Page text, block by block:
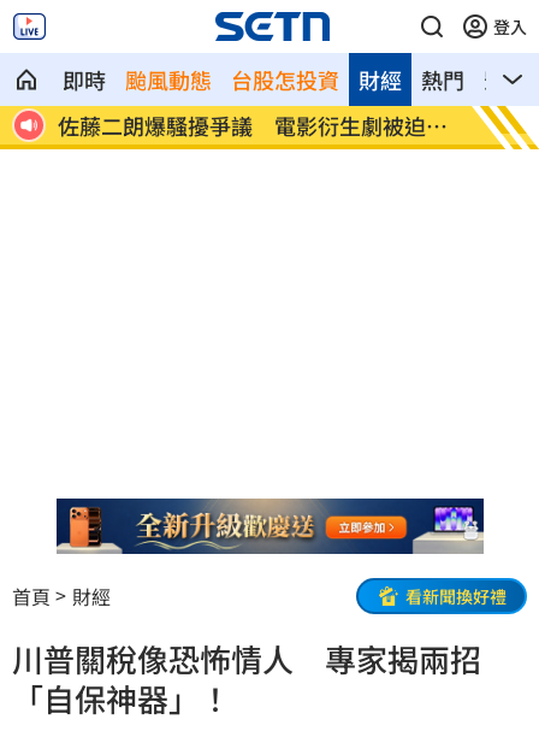
登入
即時 颱風動態 台股怎投資 熱門 影音
財經
忐
佐藤二朗爆騷擾爭議 電影衍生劇被迫喊
停
蜂蜜
首頁 財經 看新聞換好禮
川普關稅像恐怖情人 專家揭兩招
「自保神器」！